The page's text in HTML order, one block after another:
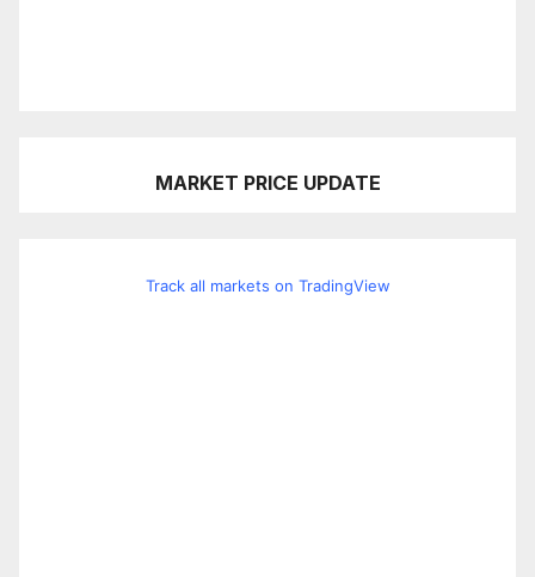
MARKET PRICE UPDATE
Track all markets on TradingView